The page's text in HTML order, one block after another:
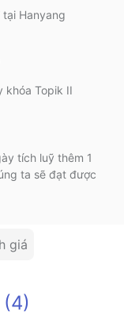
tại Hanyang
khóa Topik II
tích luỹ thêm 1
ta sẽ đạt được
giá